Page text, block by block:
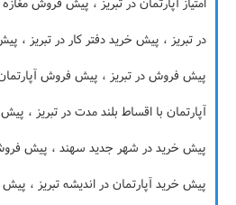
در تبریز ، پیش خرید دفتر کار در تبریز ،
پیش فروش در تبریز ، پیش فروش
آپارتمان با اقساط بلند مدت در تبریز ،
پیش خرید در شهر جدید سهند ، پیش فروش
پیش خرید آپارتمان در اندیشه تبریز ،